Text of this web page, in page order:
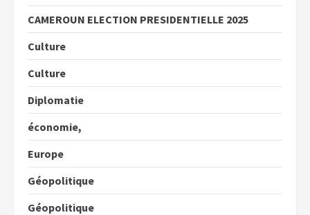
CAMEROUN ELECTION PRESIDENTIELLE 2025
Culture
Culture
Diplomatie
économie,
Europe
Géopolitique
Géopolitique